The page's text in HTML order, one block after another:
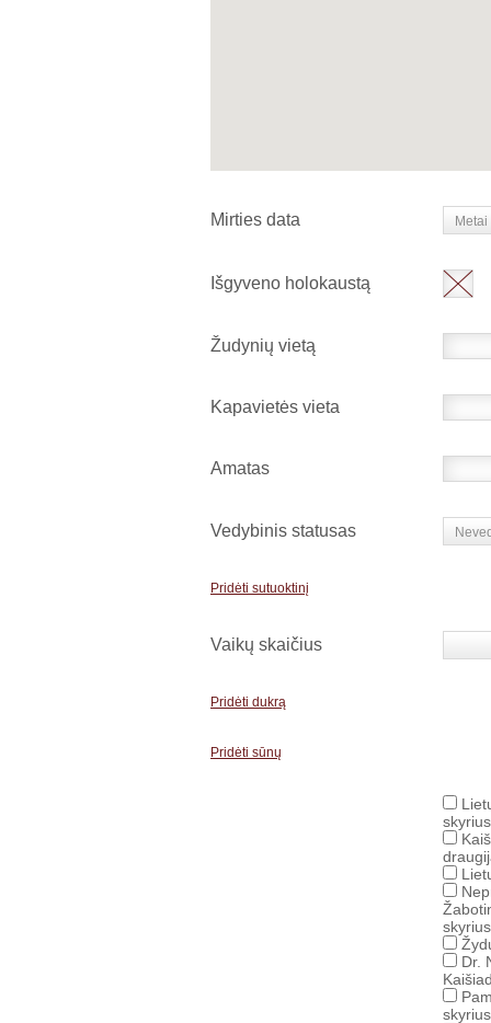
Mirties data Metai
Išgyveno holokaustą
Žudynių vietą
Kapavietės vieta
Amatas
Vedybinis statusas
Pridėti sutuoktinį
Vaikų skaičius
Pridėti dukrą
Pridėti sūnų
skyrius
skyrius
Dr.
skyrius